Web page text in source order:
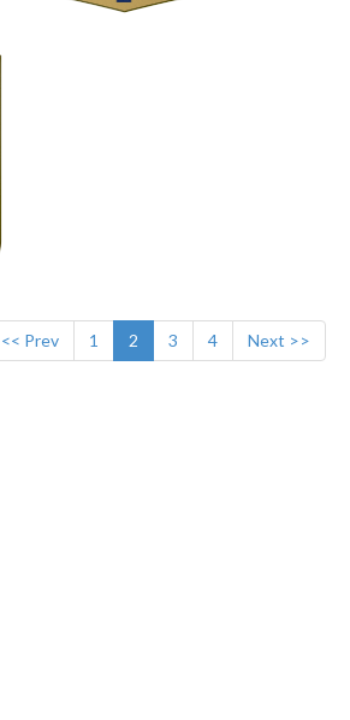
<< Prev 1 2 3 4 Next >>